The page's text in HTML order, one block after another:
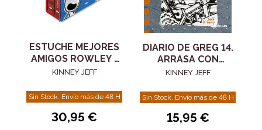
ESTUCHE MEJORES
AMIGOS ROWLEY -
GREG
KINNEY JEFF
Sin Stock. Envío más de 48 H
30,95 €
DIARIO DE GREG 14.
ARRASA CON
TODO
KINNEY JEFF
Sin Stock. Envío más de 48 H
15,95 €